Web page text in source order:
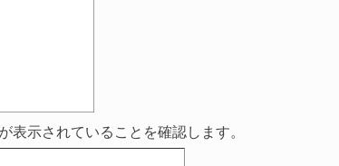
表示されていることを確認します。